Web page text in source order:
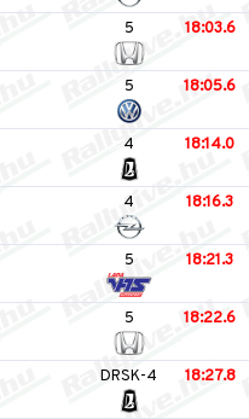
5 18:03.6
5 18:05.6
4 18:14.0
4 18:16.3
5 18:21.3
5 18:22.6
DRSK-4 18:27.8